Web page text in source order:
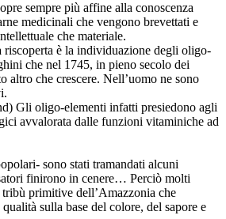
sempre più affine alla conoscenza
medicinali che vengono brevettati e
che materiale.
riscoperta è la individuazione degli oligo-
che nel 1745, in pieno secolo dei
che crescere. Nell’uomo ne sono
Gli oligo-elementi infatti presiedono agli
avvalorata dalle funzioni vitaminiche ad
sono stati tramandati alcuni
finirono in cenere… Perciò molti
primitive dell’Amazzonia che
sulla base del colore, del sapore e